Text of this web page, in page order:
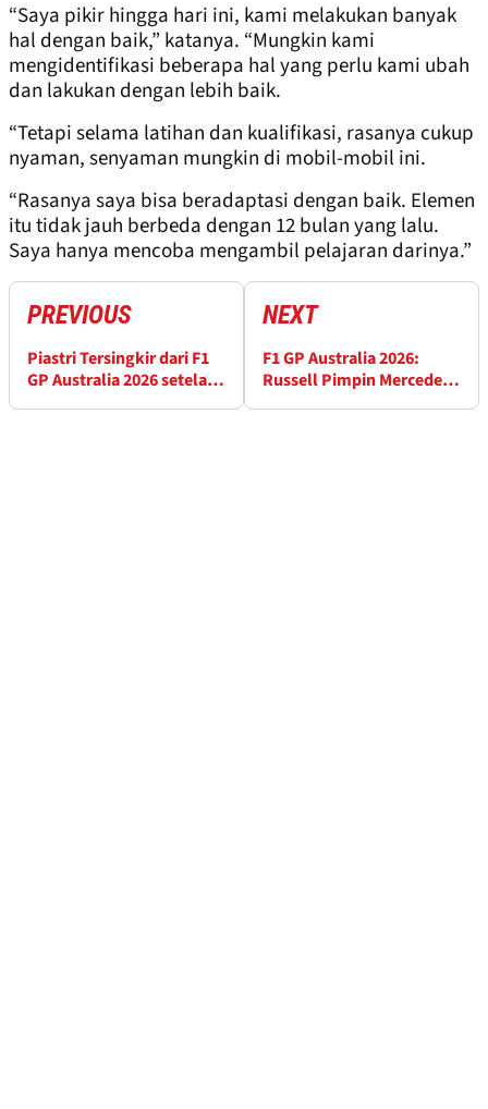
“Saya pikir hingga hari ini, kami melakukan banyak
hal dengan baik,” katanya. “Mungkin kami
mengidentifikasi beberapa hal yang perlu kami ubah
dan lakukan dengan lebih baik.
“Tetapi selama latihan dan kualifikasi, rasanya cukup
nyaman, senyaman mungkin di mobil-mobil ini.
“Rasanya saya bisa beradaptasi dengan baik. Elemen
itu tidak jauh berbeda dengan 12 bulan yang lalu.
Saya hanya mencoba mengambil pelajaran darinya.”
PREVIOUS
Piastri Tersingkir dari F1
GP Australia 2026 setelah
NEXT
F1 GP Australia 2026:
Russell Pimpin Mercedes